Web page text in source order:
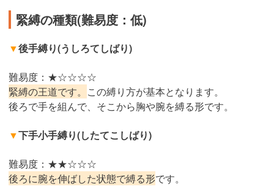
緊縛の種類(難易度：低)
▼後手縛り(うしろてしばり)
難易度：★☆☆☆☆
緊縛の王道です。 この縛り方が基本となります。
後ろで手を組んで、そこから胸や腕を縛る形です。
▼下手小手縛り(したてこしばり)
難易度：★★☆☆☆
後ろに腕を伸ばした状態で縛る形です。